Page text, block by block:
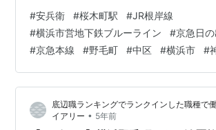
うことになりこのお店の予約を前もって取
れました。 安兵衛 外観 「安兵衛」に着く
をする予定の2人は来ておりませんでした
告げると席に案内されて座りました。お
と思われる方が2人で切り盛りされている
着いてしばらくすると後…
#安兵衛 #桜木町駅 #JR根岸線
#横浜市営地下鉄ブルーライン #京急日
#京急本線 #野毛町 #中区 #横浜市 #
底辺職ランキングでランクインした職種で
イアリー • 5年前